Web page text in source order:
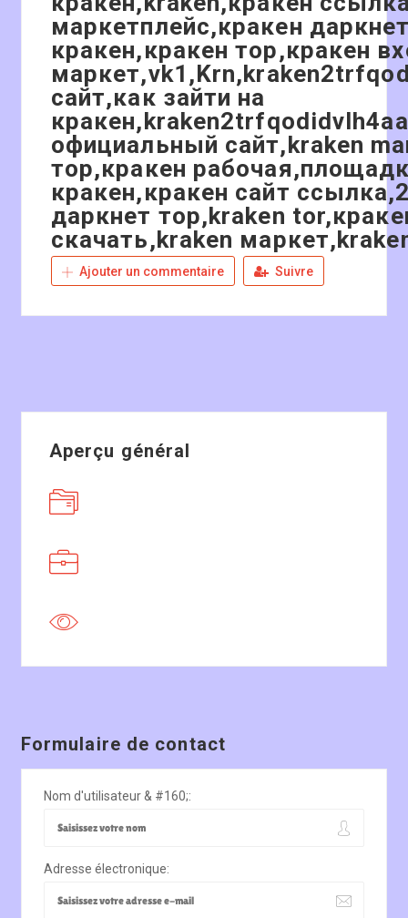
маркетплейс,кракен
кракен,кракен тор,кракен
сайт,как зайти на
официальный сайт,kraken
тор,кракен
кракен,кракен сайт
даркнет тор,kraken
скачать,kraken
Ajouter un commentaire Suivre
Aperçu général
Formulaire de contact
Nom d'utilisateur & #160;:
Adresse électronique: